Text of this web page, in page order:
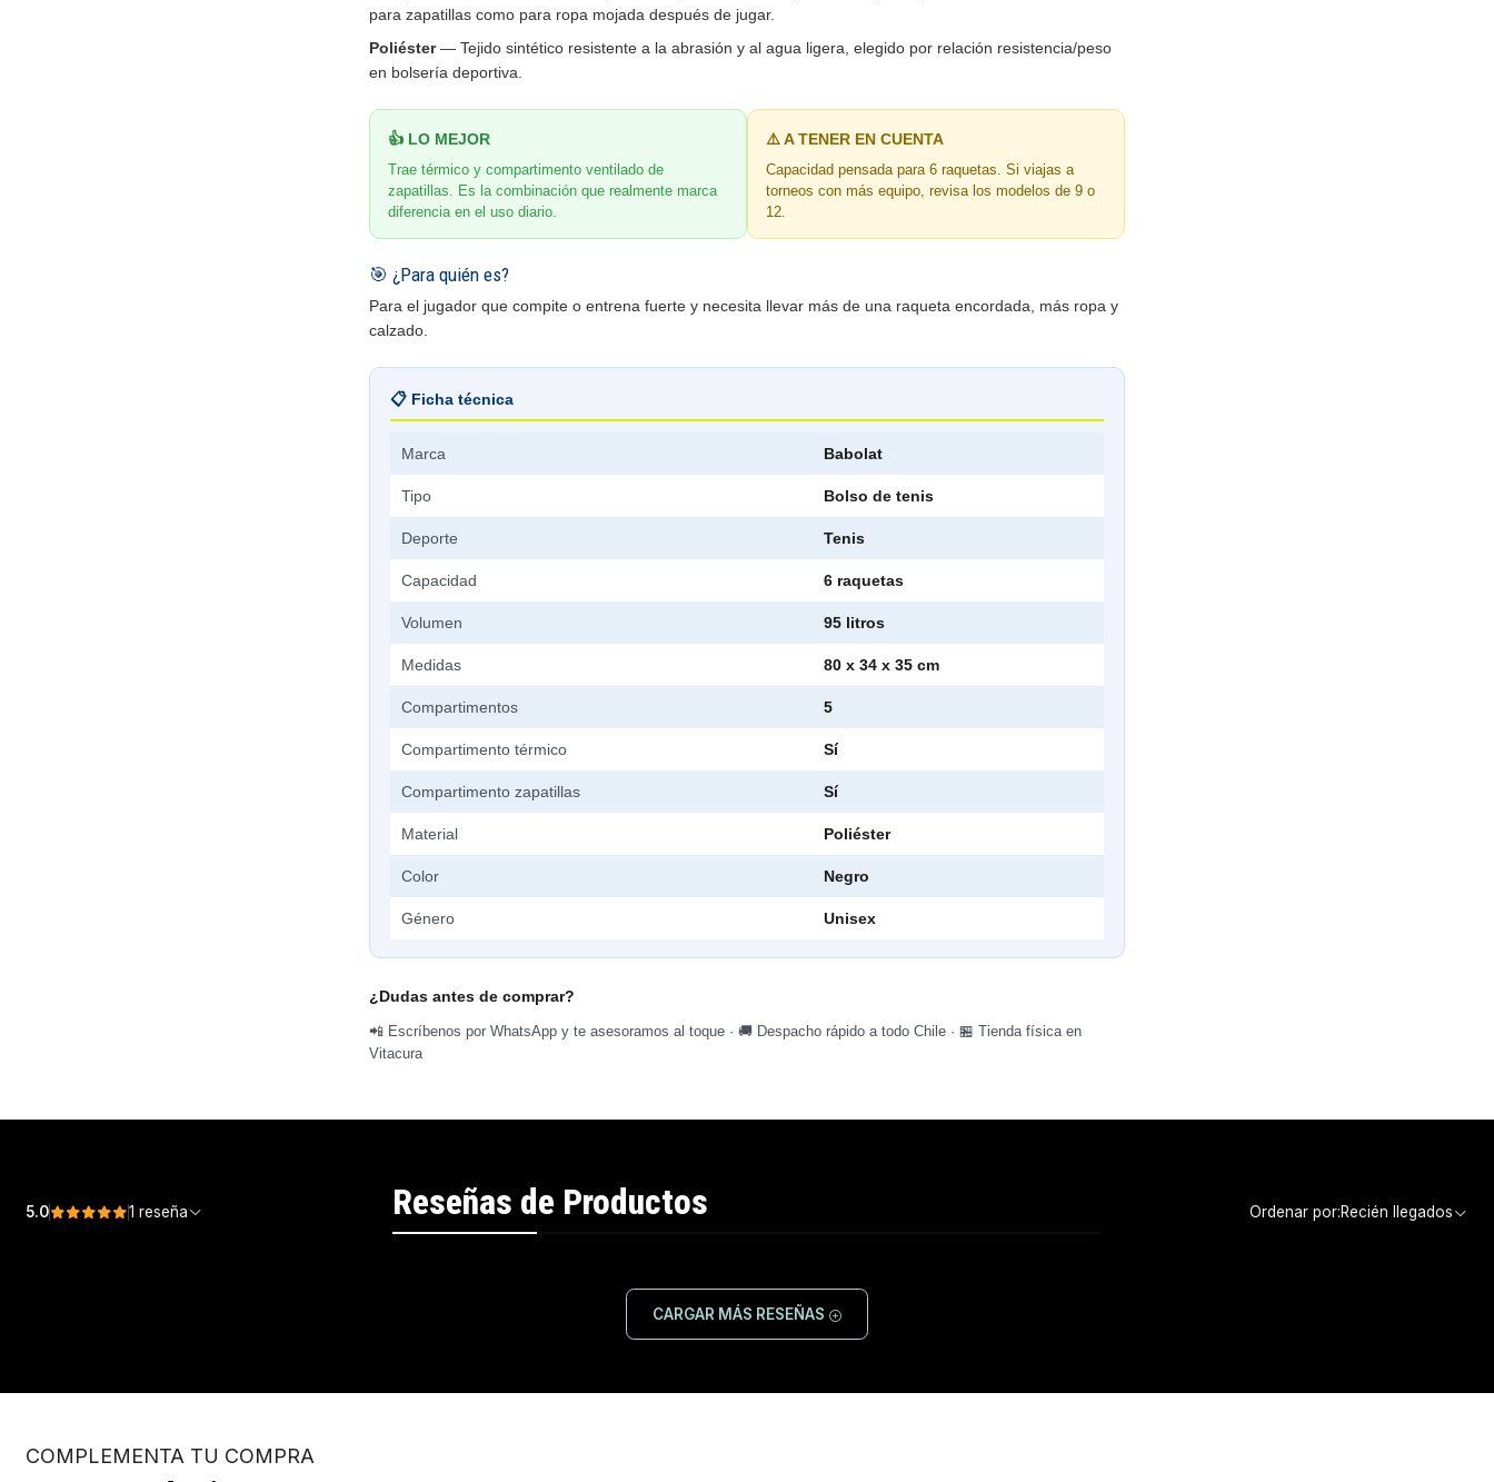
para zapatillas como para ropa mojada después de jugar.
Poliéster— Tejido sintético resistente a la abrasión y al agua ligera, elegido por relación resistencia/peso
en bolsería deportiva.
👍 LO MEJOR
Trae térmico y compartimento ventilado de
zapatillas. Es la combinación que realmente marca
diferencia en el uso diario.
⚠️ A TENER EN CUENTA
Capacidad pensada para 6 raquetas. Si viajas a
torneos con más equipo, revisa los modelos de 9 o
12.
🎯 ¿Para quién es?
Para el jugador que compite o entrena fuerte y necesita llevar más de una raqueta encordada, más ropa y
calzado.
📋 Ficha técnica
Marca Babolat
Tipo Bolso de tenis
Deporte Tenis
Capacidad 6 raquetas
Volumen 95 litros
Medidas 80 x 34 x 35 cm
Compartimentos 5
Compartimento térmico Sí
Compartimento zapatillas Sí
Material Poliéster
Color Negro
Género Unisex
¿Dudas antes de comprar?
📲 Escríbenos por WhatsApp y te asesoramos al toque · 🚚 Despacho rápido a todo Chile · 🏪 Tienda física en
Vitacura
Reseñas de Productos
5.0 1 reseña Ordenar por:Recién llegados
CARGAR MÁS RESEÑAS
COMPLEMENTA TU COMPRA